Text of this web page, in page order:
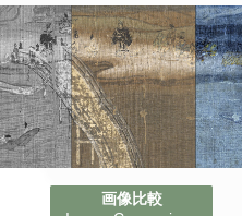
画像比較